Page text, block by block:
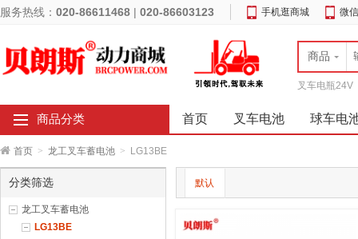
服务热线： 020-86611468 | 020-86603123 手机逛商城 微
商品
叉车电瓶24V
商品分类 首页 叉车电池 球车电
首页 > 龙工叉车蓄电池 > LG13BE
分类筛选
龙工叉车蓄电池
LG13BE
默认